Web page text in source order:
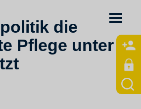
die
Pflege unter